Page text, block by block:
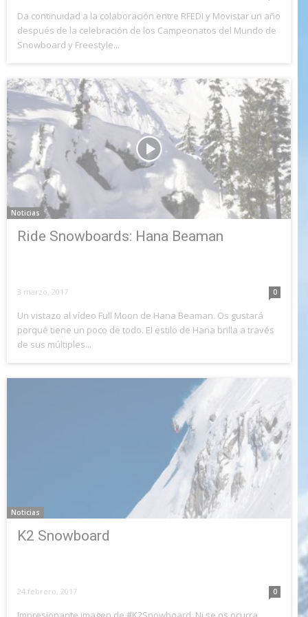
Da continuidad a la colaboración entre RFEDI y Movistar un año
después de la celebración de los Campeonatos del Mundo de
Snowboard y Freestyle...
Noticias
Ride Snowboards: Hana Beaman
3 marzo, 2017 0
Un vistazo al vídeo Full Moon de Hana Beaman. Os gustará
porqué tiene un poco de todo. El estilo de Hana brilla a través
de sus múltiples...
Noticias
K2 Snowboard
24 febrero, 2017 0